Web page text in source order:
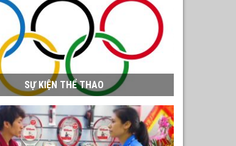
SỰ KIỆN THỂ THAO